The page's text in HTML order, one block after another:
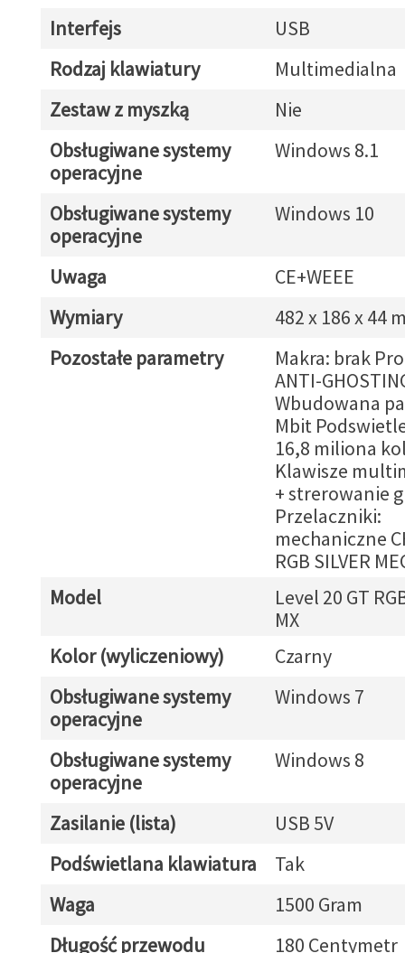
Interfejs
USB
Rodzaj klawiatury
Multimedialna
Zestaw z myszką
Nie
Obsługiwane systemy
operacyjne
Windows 8.1
Obsługiwane systemy
operacyjne
Windows 10
Uwaga
CE+WEEE
Wymiary
482 x 186 x 44
Pozostałe parametry
Makra: brak
ANTI-
Wbudowana
Mbit
16,8 miliona
Klawisze
+ strerowanie
Przelaczniki:
mechaniczne
RGB SILVER
Model
Level 20 GT
MX
Kolor (wyliczeniowy)
Czarny
Obsługiwane systemy
operacyjne
Windows 7
Obsługiwane systemy
operacyjne
Windows 8
Zasilanie (lista)
USB 5V
Podświetlana klawiatura
Tak
Waga
1500 Gram
Długość przewodu
180 Centymetr